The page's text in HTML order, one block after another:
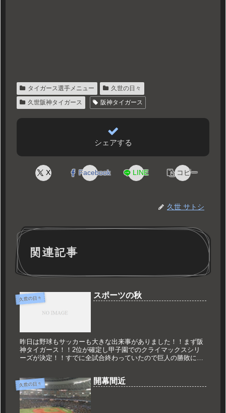
タイガース選手メニュー
久世の日々
久世阪神タイガース
阪神タイガース
シェアする
X Facebook LINE コピー
久世 サトシ
関連記事
久世の日々 スポーツの秋
昨日は野球もサッカーも大きな出来事がありました！！まず阪
神タイガース！！2位が確定し甲子園でのクライマックスシリ
ーズが決定！！すでに全試合終わっていたので巨人の勝敗に委
久世の日々 開幕間近